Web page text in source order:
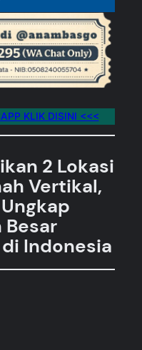
KLIK DISINI <<<
2 Lokasi
Vertikal,
Besar
Indonesia